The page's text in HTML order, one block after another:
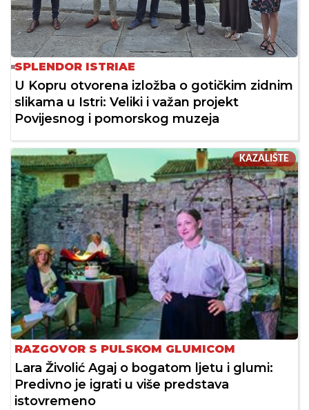
SPLENDOR ISTRIAE
U Kopru otvorena izložba o gotičkim zidnim
slikama u Istri: Veliki i važan projekt
Povijesnog i pomorskog muzeja
KAZALIŠTE
RAZGOVOR S PULSKOM GLUMICOM
Lara Živolić Agaj o bogatom ljetu i glumi:
Predivno je igrati u više predstava
istovremeno